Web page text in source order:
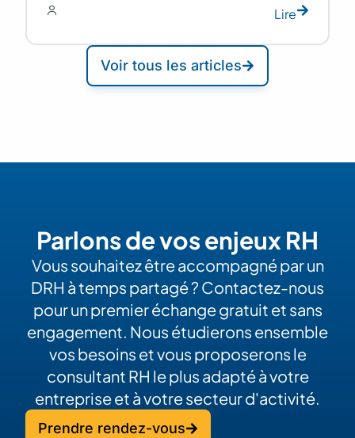
Lire
Voir tous les articles
Parlons de vos enjeux RH
Vous souhaitez être accompagné par un
DRH à temps partagé ? Contactez-nous
pour un premier échange gratuit et sans
engagement. Nous étudierons ensemble
vos besoins et vous proposerons le
consultant RH le plus adapté à votre
entreprise et à votre secteur d'activité.
Prendre rendez-vous